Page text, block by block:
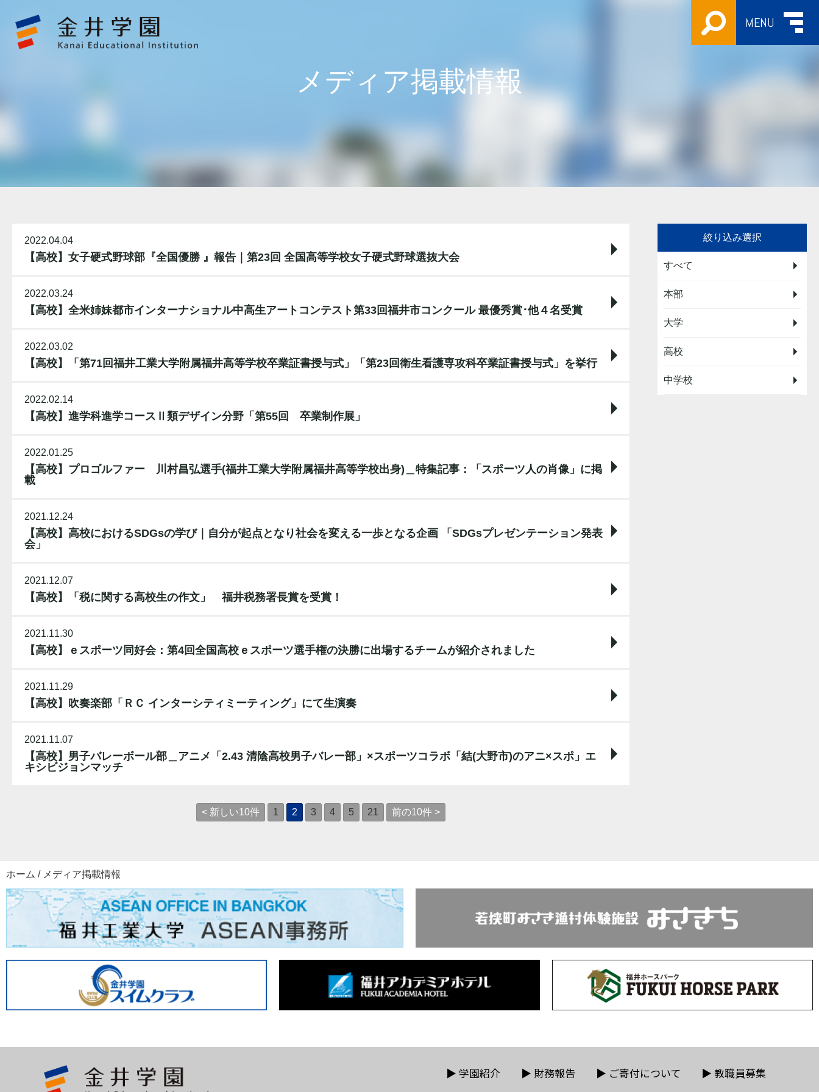
MENU
メディア掲載情報
2022.04.04
【高校】女子硬式野球部『全国優勝 』報告｜第23回 全国高等学校女子硬式野球選抜大会
2022.03.24
【高校】全米姉妹都市インターナショナル中高生アートコンテスト第33回福井市コンクール 最優秀賞･他４名受賞
2022.03.02
【高校】「第71回福井工業大学附属福井高等学校卒業証書授与式」「第23回衛生看護専攻科卒業証書授与式」を挙行
2022.02.14
【高校】進学科進学コースⅡ類デザイン分野「第55回 卒業制作展」
2022.01.25
【高校】プロゴルファー 川村昌弘選手(福井工業大学附属福井高等学校出身)＿特集記事：「スポーツ人の肖像」に掲
載
2021.12.24
【高校】高校におけるSDGsの学び｜自分が起点となり社会を変える一歩となる企画 「SDGsプレゼンテーション発表
会」
2021.12.07
【高校】「税に関する高校生の作文」 福井税務署長賞を受賞！
2021.11.30
【高校】ｅスポーツ同好会：第4回全国高校ｅスポーツ選手権の決勝に出場するチームが紹介されました
2021.11.29
【高校】吹奏楽部「ＲＣ インターシティミーティング」にて生演奏
2021.11.07
【高校】男子バレーボール部＿アニメ「2.43 清陰高校男子バレー部」×スポーツコラボ「結(大野市)のアニ×スポ」エ
キシビジョンマッチ
< 新しい10件 1 2 3 4 5 21 前の10件 >
絞り込み選択
すべて
本部
大学
高校
中学校
ホーム / メディア掲載情報
▶ 学園紹介 ▶ 財務報告 ▶ ご寄付について ▶ 教職員募集